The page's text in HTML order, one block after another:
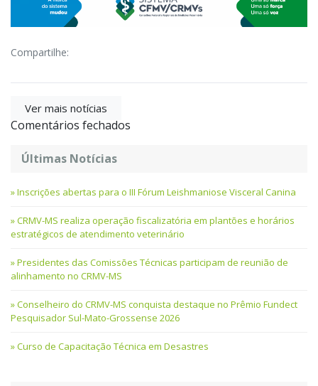
Compartilhe:
Ver mais notícias
Comentários fechados
Últimas Notícias
Inscrições abertas para o III Fórum Leishmaniose Visceral Canina
CRMV-MS realiza operação fiscalizatória em plantões e horários
estratégicos de atendimento veterinário
Presidentes das Comissões Técnicas participam de reunião de
alinhamento no CRMV-MS
Conselheiro do CRMV-MS conquista destaque no Prêmio Fundect
Pesquisador Sul-Mato-Grossense 2026
Curso de Capacitação Técnica em Desastres